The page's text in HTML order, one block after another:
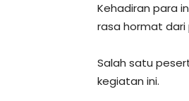
Kehadiran para
rasa hormat dari
Salah satu
kegiatan ini.